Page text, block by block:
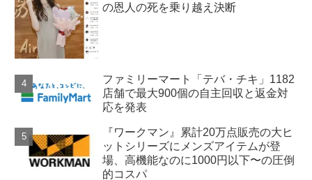
の恩人の死を乗り越え決断
ファミリーマート「テバ・チキ」1182
店舗で最大900個の自主回収と返金対
応を発表
『ワークマン』累計20万点販売の大ヒ
ットシリーズにメンズアイテムが登
場、高機能なのに1000円以下〜の圧倒
的コスパ